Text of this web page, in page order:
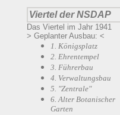
Viertel der NSDAP
Das Viertel im Jahr 1941
> Geplanter Ausbau: <
1. Königsplatz
2. Ehrentempel
3. Führerbau
4. Verwaltungsbau
5. "Zentrale"
6. Alter Botanischer
Garten